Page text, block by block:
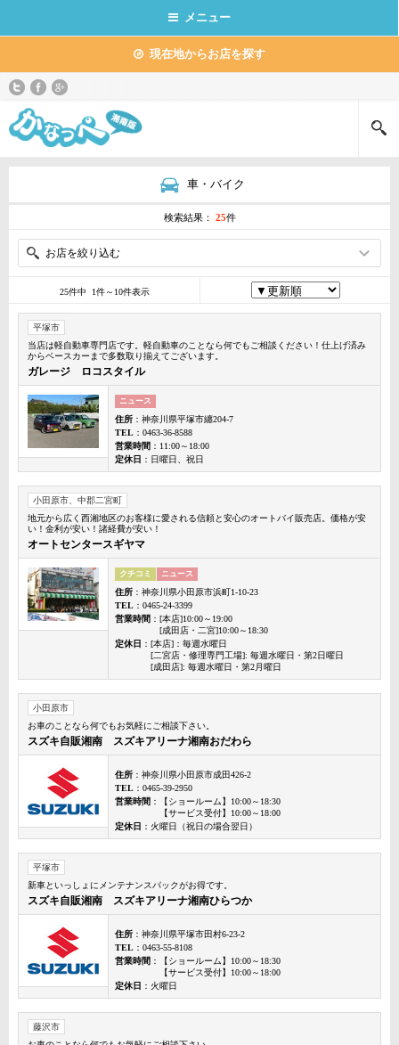
メニュー
現在地からお店を探す
車・バイク
検索結果： 25件
お店を絞り込む
25件中 1件～10件表示
平塚市
当店は軽自動車専門店です。軽自動車のことなら何でもご相談ください！仕上げ済み
からベースカーまで多数取り揃えてございます。
ガレージ ロコスタイル
ニュース
住所 ：神奈川県平塚市纏204-7
TEL ：0463-36-8588
営業時間 ：11:00～18:00
定休日 ：日曜日、祝日
小田原市、中郡二宮町
地元から広く西湘地区のお客様に愛される信頼と安心のオートバイ販売店。価格が安
い！金利が安い！諸経費が安い！
オートセンタースギヤマ
クチコミ ニュース
住所 ：神奈川県小田原市浜町1-10-23
TEL ：0465-24-3399
営業時間 ：[本店]10:00～19:00
[成田店・二宮]10:00～18:30
定休日 ：[本店]：毎週水曜日
[二宮店・修理専門工場]: 毎週水曜日・第2日曜日
[成田店]: 毎週水曜日・第2月曜日
小田原市
お車のことなら何でもお気軽にご相談下さい。
スズキ自販湘南 スズキアリーナ湘南おだわら
住所 ：神奈川県小田原市成田426-2
TEL ：0465-39-2950
営業時間 ：【ショールーム】10:00～18:30
【サービス受付】10:00～18:00
定休日 ：火曜日（祝日の場合翌日）
平塚市
新車といっしょにメンテナンスパックがお得です。
スズキ自販湘南 スズキアリーナ湘南ひらつか
住所 ：神奈川県平塚市田村6-23-2
TEL ：0463-55-8108
営業時間 ：【ショールーム】10:00～18:30
【サービス受付】10:00～18:00
定休日 ：火曜日
藤沢市